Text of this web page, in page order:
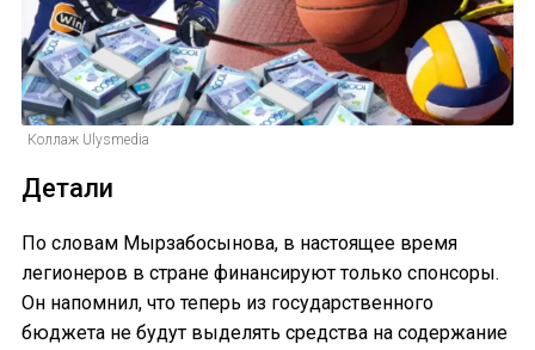
Коллаж Ulysmedia
Детали
По словам Мырзабосынова, в настоящее время
легионеров в стране финансируют только спонсоры.
Он напомнил, что теперь из государственного
бюджета не будут выделять средства на содержание